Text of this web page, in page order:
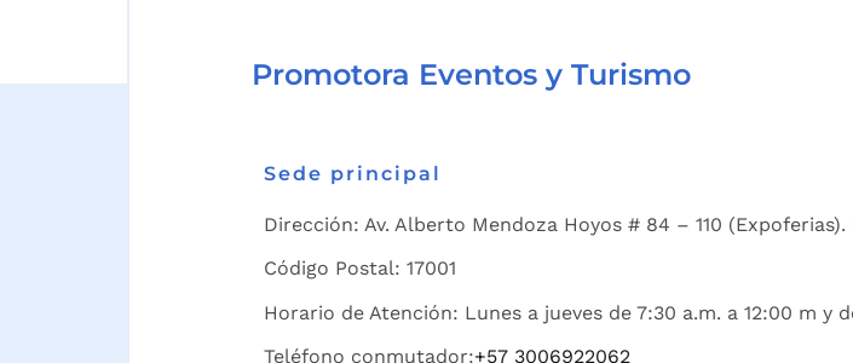
Promotora Eventos y Turismo
Sede principal
Dirección: Av. Alberto Mendoza Hoyos # 84 – 110 (Expoferias).
Código Postal: 17001
Horario de Atención: Lunes a jueves de 7:30 a.m. a 12:00 m y
Teléfono conmutador:+57 3006922062